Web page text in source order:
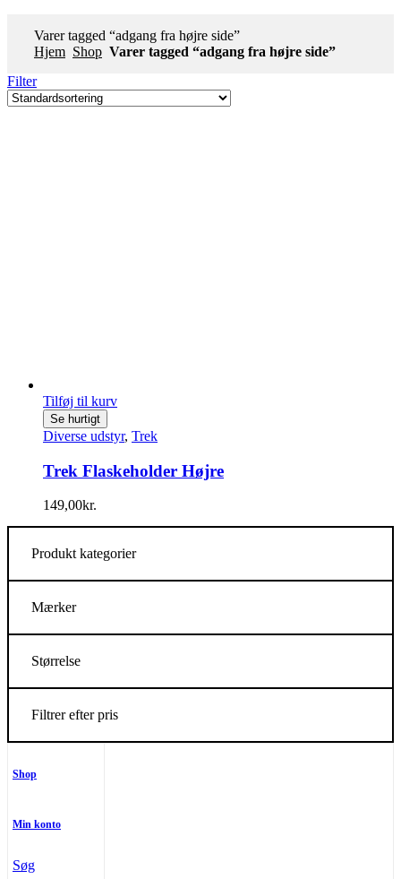
Varer tagged “adgang fra højre side”
Hjem Shop Varer tagged “adgang fra højre side”
Filter
Tilføj til kurv
Se hurtigt
Diverse udstyr, Trek
Trek Flaskeholder Højre
149,00kr.
Produkt kategorier
Mærker
Størrelse
Filtrer efter pris
Shop
Min konto
Søg